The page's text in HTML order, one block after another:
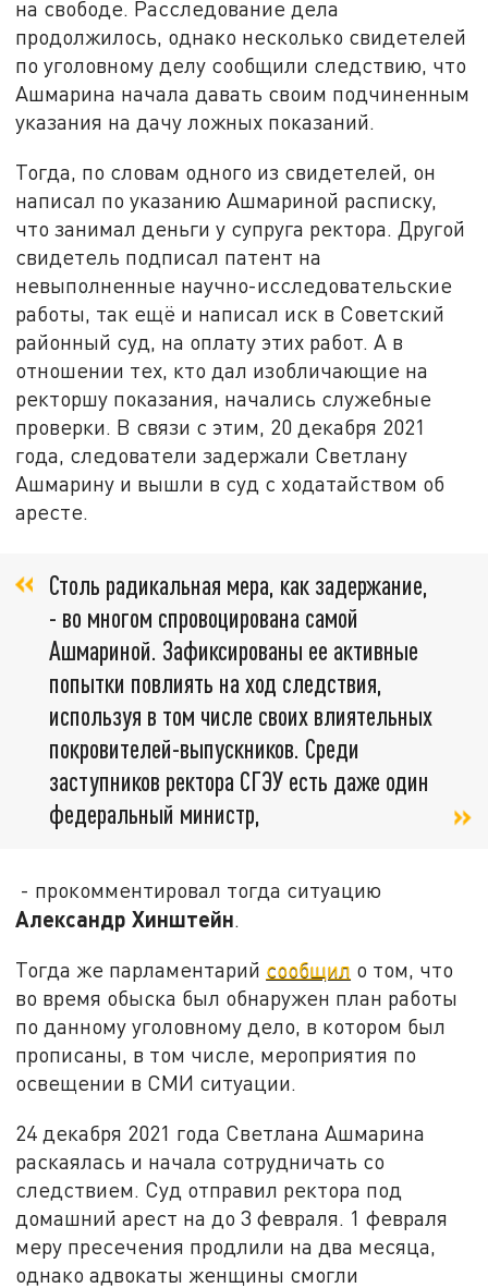
на свободе. Расследование дела
продолжилось, однако несколько свидетелей
по уголовному делу сообщили следствию, что
Ашмарина начала давать своим подчиненным
указания на дачу ложных показаний.
Тогда, по словам одного из свидетелей, он
написал по указанию Ашмариной расписку,
что занимал деньги у супруга ректора. Другой
свидетель подписал патент на
невыполненные научно-исследовательские
работы, так ещё и написал иск в Советский
районный суд, на оплату этих работ. А в
отношении тех, кто дал изобличающие на
ректоршу показания, начались служебные
проверки. В связи с этим, 20 декабря 2021
года, следователи задержали Светлану
Ашмарину и вышли в суд с ходатайством об
аресте.
Столь радикальная мера, как задержание,
- во многом спровоцирована самой
Ашмариной. Зафиксированы ее активные
попытки повлиять на ход следствия,
используя в том числе своих влиятельных
покровителей-выпускников. Среди
заступников ректора СГЭУ есть даже один
федеральный министр,
- прокомментировал тогда ситуацию
Александр Хинштейн.
Тогда же парламентарий сообщил о том, что
во время обыска был обнаружен план работы
по данному уголовному дело, в котором был
прописаны, в том числе, мероприятия по
освещении в СМИ ситуации.
24 декабря 2021 года Светлана Ашмарина
раскаялась и начала сотрудничать со
следствием. Суд отправил ректора под
домашний арест на до 3 февраля. 1 февраля
меру пресечения продлили на два месяца,
однако адвокаты женщины смогли